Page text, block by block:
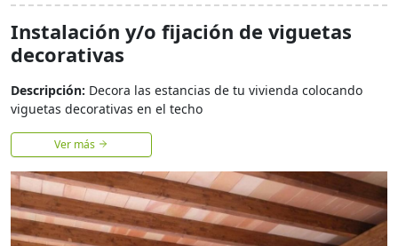
Instalación y/o fijación de viguetas
decorativas
Descripción: Decora las estancias de tu vivienda colocando
viguetas decorativas en el techo
Ver más